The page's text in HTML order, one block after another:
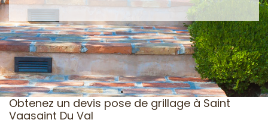
Obtenez un devis pose de grillage à Saint
Vaasaint Du Val